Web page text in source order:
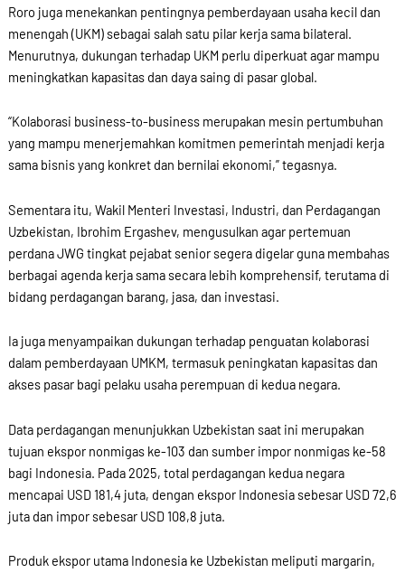
Roro juga menekankan pentingnya pemberdayaan usaha kecil dan
menengah (UKM) sebagai salah satu pilar kerja sama bilateral.
Menurutnya, dukungan terhadap UKM perlu diperkuat agar mampu
meningkatkan kapasitas dan daya saing di pasar global.
“Kolaborasi business-to-business merupakan mesin pertumbuhan
yang mampu menerjemahkan komitmen pemerintah menjadi kerja
sama bisnis yang konkret dan bernilai ekonomi,” tegasnya.
Sementara itu, Wakil Menteri Investasi, Industri, dan Perdagangan
Uzbekistan, Ibrohim Ergashev, mengusulkan agar pertemuan
perdana JWG tingkat pejabat senior segera digelar guna membahas
berbagai agenda kerja sama secara lebih komprehensif, terutama di
bidang perdagangan barang, jasa, dan investasi.
Ia juga menyampaikan dukungan terhadap penguatan kolaborasi
dalam pemberdayaan UMKM, termasuk peningkatan kapasitas dan
akses pasar bagi pelaku usaha perempuan di kedua negara.
Data perdagangan menunjukkan Uzbekistan saat ini merupakan
tujuan ekspor nonmigas ke-103 dan sumber impor nonmigas ke-58
bagi Indonesia. Pada 2025, total perdagangan kedua negara
mencapai USD 181,4 juta, dengan ekspor Indonesia sebesar USD 72,6
juta dan impor sebesar USD 108,8 juta.
Produk ekspor utama Indonesia ke Uzbekistan meliputi margarin,